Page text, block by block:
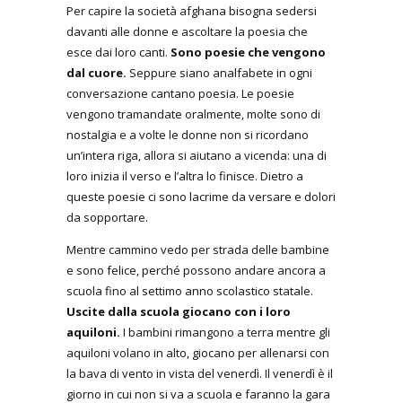
Per capire la società afghana bisogna sedersi
davanti alle donne e ascoltare la poesia che
esce dai loro canti. Sono poesie che vengono
dal cuore. Seppure siano analfabete in ogni
conversazione cantano poesia. Le poesie
vengono tramandate oralmente, molte sono di
nostalgia e a volte le donne non si ricordano
un’intera riga, allora si aiutano a vicenda: una di
loro inizia il verso e l’altra lo finisce. Dietro a
queste poesie ci sono lacrime da versare e dolori
da sopportare.
Mentre cammino vedo per strada delle bambine
e sono felice, perché possono andare ancora a
scuola fino al settimo anno scolastico statale.
Uscite dalla scuola giocano con i loro
aquiloni. I bambini rimangono a terra mentre gli
aquiloni volano in alto, giocano per allenarsi con
la bava di vento in vista del venerdì. Il venerdì è il
giorno in cui non si va a scuola e faranno la gara